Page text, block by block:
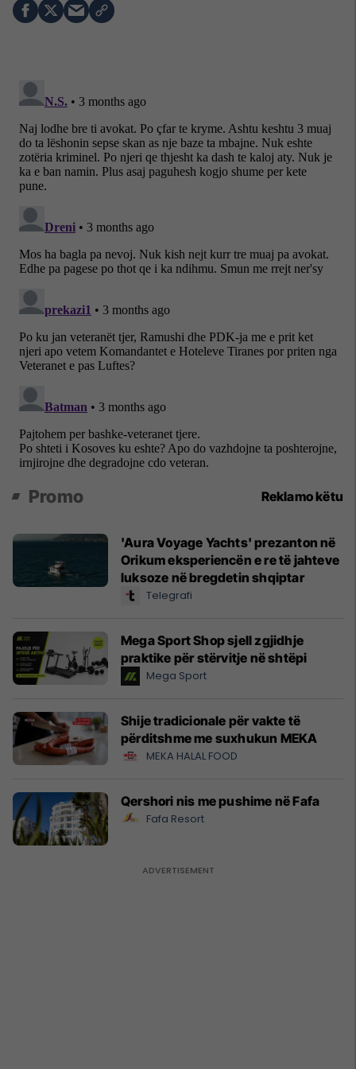
Promo Reklamo këtu
'Aura Voyage Yachts' prezanton në
Orikum eksperiencën e re të jahteve
luksoze në bregdetin shqiptar
Telegrafi
Mega Sport Shop sjell zgjidhje
praktike për stërvitje në shtëpi
Mega Sport
Shije tradicionale për vakte të
përditshme me suxhukun MEKA
MEKA HALAL FOOD
Qershori nis me pushime në Fafa
Fafa Resort